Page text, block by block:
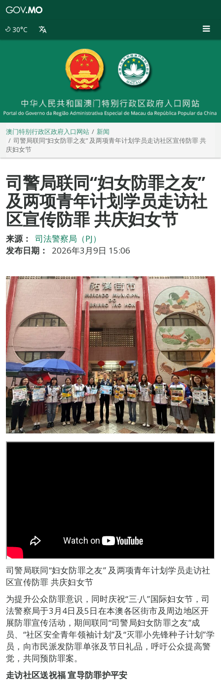
30°C
澳门特别行政区政府入口网站
新闻
司警局联同“妇女防罪之友” 及两项青年计划学员走访社区宣传防罪 共
庆妇女节
司警局联同“妇女防罪之友”
及两项青年计划学员走访社
区宣传防罪 共庆妇女节
来源：
司法警察局（PJ）
发布日期：
2026年3月9日 15:06
司警局联同“妇女防罪之友” 及两项青年计划学员走访社
区宣传防罪 共庆妇女节
为提升公众防罪意识，同时庆祝“三‧八”国际妇女节，司
法警察局于3月4日及5日在本澳各区街市及周边地区开
展防罪宣传活动，期间联同“司警局妇女防罪之友”成
员、“社区安全青年领袖计划”及“灭罪小先锋种子计划”学
员，向市民派发防罪单张及节日礼品，呼吁公众提高警
觉，共同预防罪案。
走访社区送祝福宣导防罪护平安